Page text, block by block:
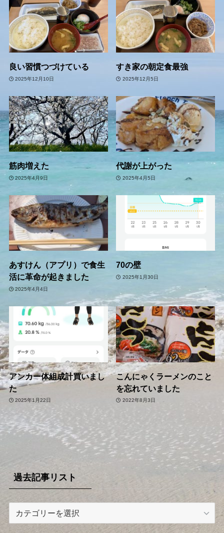
良い習慣つづけている
2025年12月10日
すき家の朝定食最強
2025年12月5日
筋肉増えた
2025年4月9日
代謝が上がった
2025年4月5日
あすけん（アプリ）で食生
活に革命が起きました
2025年4月4日
70の壁
2025年1月30日
アンカー体組成計買いまし
た
2025年1月22日
こんにゃくラーメンのこと
を忘れていました
2022年8月3日
過去記事リスト